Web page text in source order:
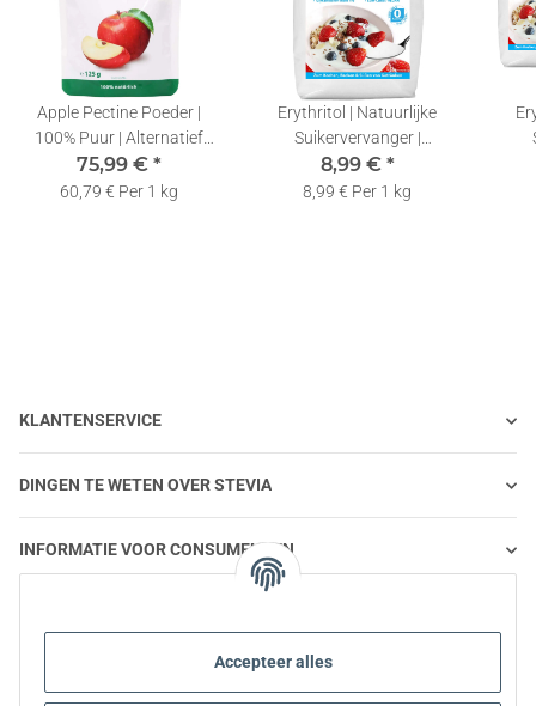
Accepteer alles
Apple Pectine Poeder |
100% Puur | Alternatief
voor Gelatine | 10x125g
75,99 € *
60,79 € Per 1 kg
Erythritol | Natuurlijke
Suikervervanger |
Suikervrije Zoetstof |
Calorievrij | 1 kg
8,99 € *
8,99 € Per 1 kg
KLANTENSERVICE
DINGEN TE WETEN OVER STEVIA
INFORMATIE VOOR CONSUMENTEN